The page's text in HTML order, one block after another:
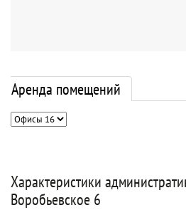
Аренда помещений
Характеристики
Воробьевское 6